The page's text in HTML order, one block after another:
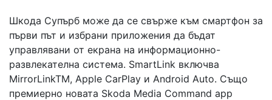
Шкода Супърб може да се свърже към смартфон за
първи път и избрани приложения да бъдат
управлявани от екрана на информационно-
развлекателна система. SmartLink включва
MirrorLinkTM, Apple CarPlay и Android Auto. Също
премиерно новата Skoda Media Command app